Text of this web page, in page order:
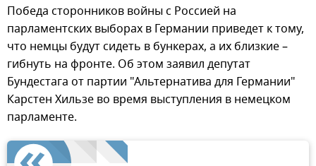
Победа сторонников войны с Россией на
парламентских выборах в Германии приведет к тому,
что немцы будут сидеть в бункерах, а их близкие –
гибнуть на фронте. Об этом заявил депутат
Бундестага от партии "Альтернатива для Германии"
Карстен Хильзе во время выступления в немецком
парламенте.